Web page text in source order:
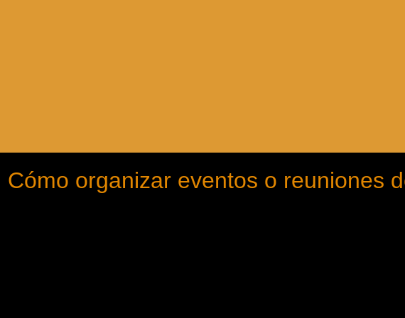
Cómo organizar eventos o reuniones